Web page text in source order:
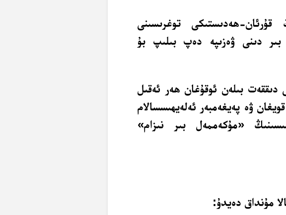
ھەدىستىكى توغرىسىنى
بىر دىنى ۋەزىپە دەپ بىلىپ بۇ
دىققەت بىلەن ئوقۇغان ھەر ئەقىل
ۋە پەيغەمبەر ئەلەيھىسسالام
«مۇكەممەل بىر نىزام»
مۇنداق دەيدۇ: